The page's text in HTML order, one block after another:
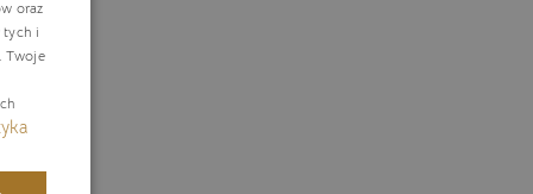
oraz
tych i
Twoje